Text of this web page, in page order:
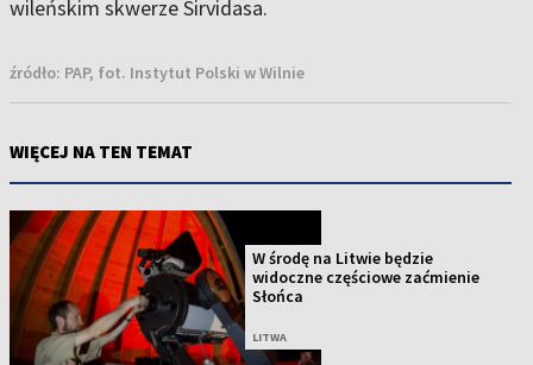
wileńskim skwerze Sirvidasa.
źródło: PAP, fot. Instytut Polski w Wilnie
WIĘCEJ NA TEN TEMAT
W środę na Litwie będzie
widoczne częściowe zaćmienie
Słońca
LITWA